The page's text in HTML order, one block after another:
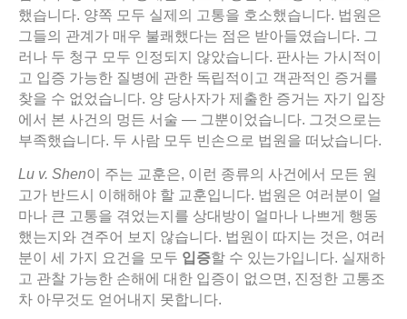
했습니다. 양쪽 모두 실제의 고통을 호소했습니다. 법원은
그들의 관계가 매우 불쾌했다는 점은 받아들였습니다. 그
러나 두 청구 모두 인정되지 않았습니다. 판사는 가시적이
고 입증 가능한 질병에 관한 독립적이고 객관적인 증거를
찾을 수 없었습니다. 양 당사자가 제출한 증거는 자기 입장
에서 본 사건의 멍든 서술 — 그뿐이었습니다. 그것으로는
부족했습니다. 두 사람 모두 빈손으로 법원을 떠났습니다.
Lu v. Shen이 주는 교훈은, 이런 종류의 사건에서 모든 원
고가 반드시 이해해야 할 교훈입니다. 법원은 여러분이 얼
마나 큰 고통을 겪었는지를 상대방이 얼마나 나쁘게 행동
했는지와 견주어 보지 않습니다. 법원이 따지는 것은, 여러
분이 세 가지 요건을 모두 입증할 수 있는가입니다. 실재하
고 관찰 가능한 손해에 대한 입증이 없으면, 진정한 고통조
차 아무것도 얻어내지 못합니다.